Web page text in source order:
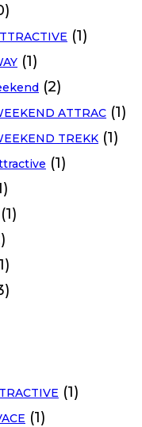
(1)
(1)
(2)
ATTRAC (1)
TREKK (1)
(1)
(1)
(1)
(1)